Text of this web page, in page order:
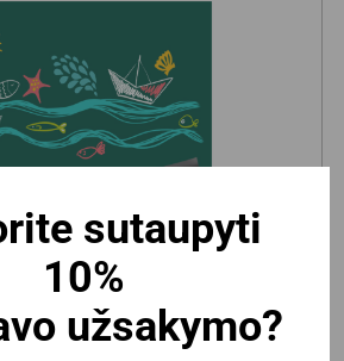
kreidinė lenta Deli 600x900mm,
sutaupyti
10%
užsakymo?